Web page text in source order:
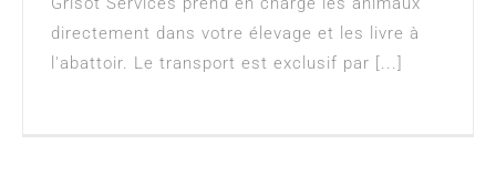
directement dans votre élevage et les livre à
l'abattoir. Le transport est exclusif par [...]